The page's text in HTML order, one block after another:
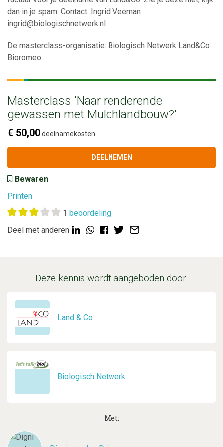
dan in je spam. Contact: Ingrid Veeman
ingrid@biologischnetwerk.nl
De masterclass-organisatie: Biologisch Netwerk Land&Co
Bioromeo
Masterclass 'Naar renderende
gewassen met Mulchlandbouw?'
€ 50,00deelnamekosten
DEELNEMEN
Bewaren
Printen
1 beoordeling
Deel met anderen
Deze kennis wordt aangeboden door:
Land & Co
Biologisch Netwerk
Met: